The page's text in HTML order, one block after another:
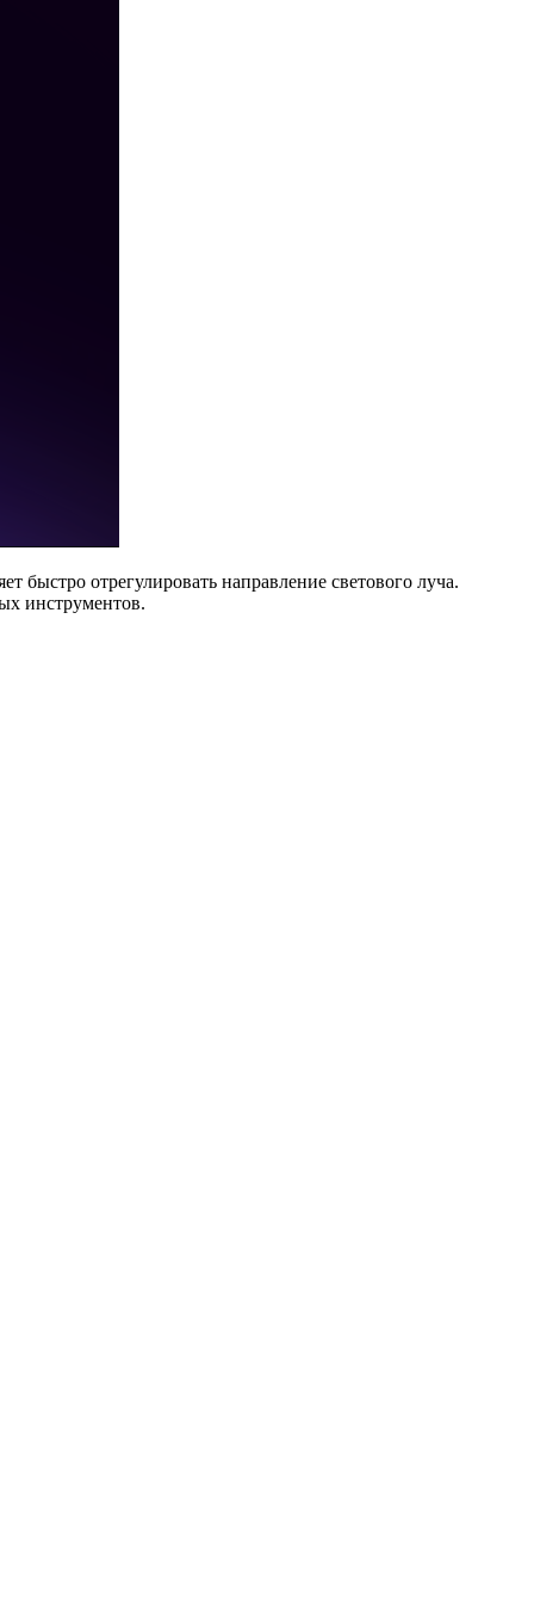
быстро отрегулировать направление светового луча.
инструментов.